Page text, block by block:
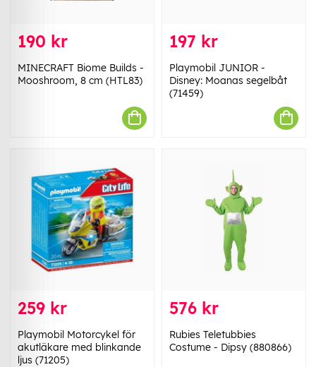
190 kr
MINECRAFT Biome Builds -
Mooshroom, 8 cm (HTL83)
197 kr
Playmobil JUNIOR -
Disney: Moanas segelbåt
(71459)
259 kr
Playmobil Motorcykel för
akutläkare med blinkande
ljus (71205)
576 kr
Rubies Teletubbies
Costume - Dipsy (880866)